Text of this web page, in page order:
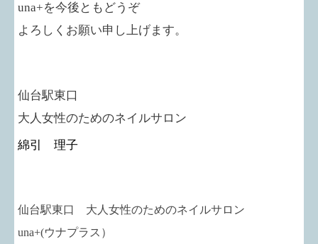
una+を今後ともどうぞ
よろしくお願い申し上げます。
仙台駅東口
大人女性のためのネイルサロン
綿引 理子
仙台駅東口 大人女性のためのネイルサロン
una+(ウナプラス）